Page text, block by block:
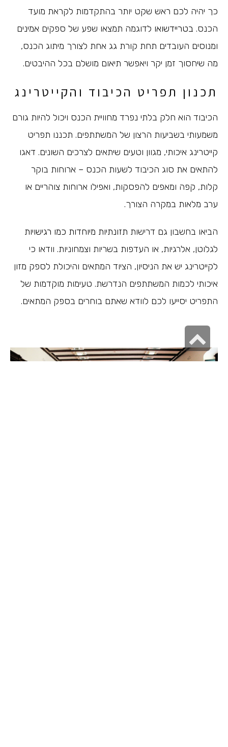
כך יהיה לכם ראש שקט יותר בהתקדמות לקראת מועד
הכנס.בטריידשואולדוגמה תמצאו שפע של ספקים אמינים
ומנוסים העובדים תחת קורת גג אחת לצורך מיתוג הכנס,
מה שיחסוך זמן יקר ויאפשר תיאום מושלם בכל ההיבטים.
תכנון תפריט הכיבוד והקייטרינג
הכיבוד הוא חלק בלתי נפרד מחוויית הכנס ויכול להיות גורם
משמעותי בשביעות הרצון של המשתתפים. תכננו תפריט
קייטרינג איכותי, מגוון וטעים שיתאים לצרכים השונים. דאגו
להתאים את סוג הכיבוד לשעות הכנס – ארוחות בוקר
קלות, קפה ומאפים להפסקות, ואפילו ארוחות צוהריים או
ערב מלאות במקרה הצורך.
הביאו בחשבון גם דרישותתזונתיות מיוחדות כמו רגישויות
לגלוטן, אלרגיות, או העדפות בשריות וצמחוניות. וודאו כי
לקייטרינג יש את הניסיון, הציוד המתאים והיכולת לספק מזון
איכותי לכמות המשתתפים הנדרשת. טעימות מוקדמות של
התפריט יסייעו לכם לוודא שאתם בוחרים בספק המתאים.
גלילה
לראש